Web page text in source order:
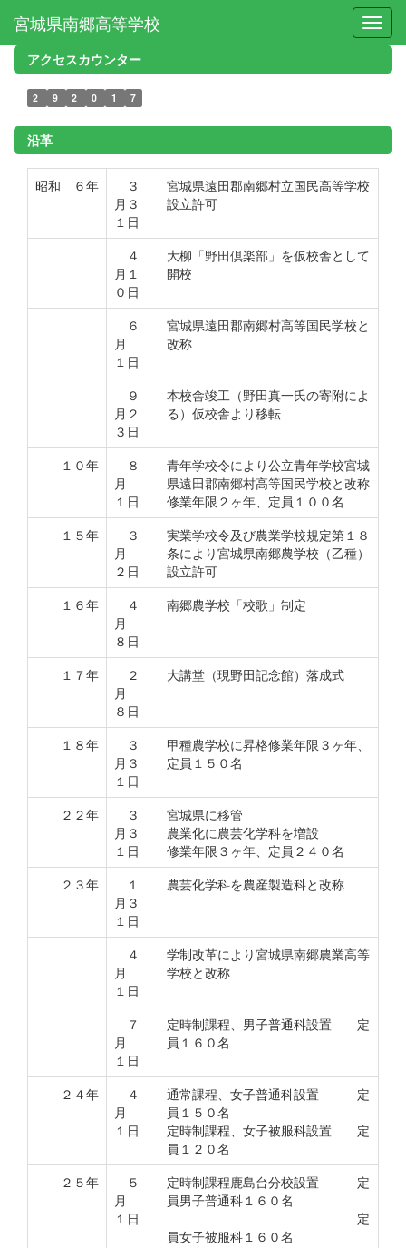
宮城県南郷高等学校
アクセスカウンター
2 9 2 0 1 7
沿革
昭和 ６年
３
月３
１日
宮城県遠田郡南郷村立国民高等学校
設立許可
４
月１
０日
大柳「野田倶楽部」を仮校舎として
開校
６
月
１日
宮城県遠田郡南郷村高等国民学校と
改称
９
月２
３日
本校舎竣工（野田真一氏の寄附によ
る）仮校舎より移転
１０年
８
月
１日
青年学校令により公立青年学校宮城
県遠田郡南郷村高等国民学校と改称
修業年限２ヶ年、定員１００名
１５年
３
月
２日
実業学校令及び農業学校規定第１８
条により宮城県南郷農学校（乙種）
設立許可
１６年
４
月
８日
南郷農学校「校歌」制定
１７年
２
月
８日
大講堂（現野田記念館）落成式
１８年
３
月３
１日
甲種農学校に昇格修業年限３ヶ年、
定員１５０名
２２年
３
月３
１日
宮城県に移管
農業化に農芸化学科を増設
修業年限３ヶ年、定員２４０名
２３年
１
月３
１日
農芸化学科を農産製造科と改称
４
月
１日
学制改革により宮城県南郷農業高等
学校と改称
７
月
１日
定時制課程、男子普通科設置 定
員１６０名
２４年
４
月
１日
通常課程、女子普通科設置 定
員１５０名
定時制課程、女子被服科設置 定
員１２０名
２５年
５
月
１日
定時制課程鹿島台分校設置 定
員男子普通科１６０名
定
員女子被服科１６０名